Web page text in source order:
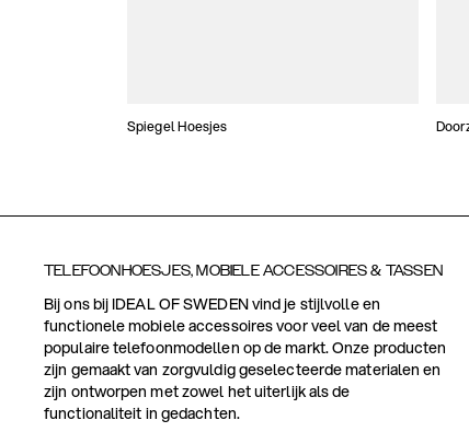
Spiegel Hoesjes
TELEFOONHOESJES, MOBIELE ACCESSOIRES & TASSEN
Bij ons bij IDEAL OF SWEDEN vind je stijlvolle en
functionele mobiele accessoires voor veel van de meest
populaire telefoonmodellen op de markt. Onze producten
zijn gemaakt van zorgvuldig geselecteerde materialen en
zijn ontworpen met zowel het uiterlijk als de
functionaliteit in gedachten.